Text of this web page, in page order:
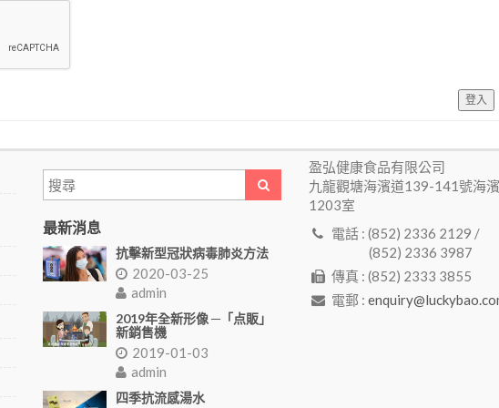
登入
最新消息
抗擊新型冠狀病毒肺炎方法
2020-03-25
admin
2019年全新形像 ─「点販」
新銷售機
2019-01-03
admin
四季抗流感湯水
盈弘健康食品有限公司
九龍觀塘海濱道139-141號海
1203室
電話 : (852) 2336 2129 /
(852) 2336 3987
傳真 : (852) 2333 3855
電郵 :